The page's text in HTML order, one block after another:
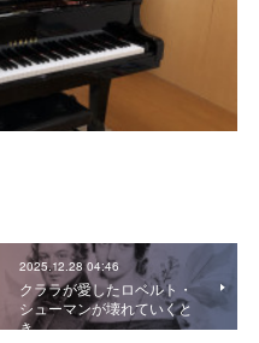
2025.12.28 04:46
クララが愛したロベルト・
シューマンが壊れていくと
き